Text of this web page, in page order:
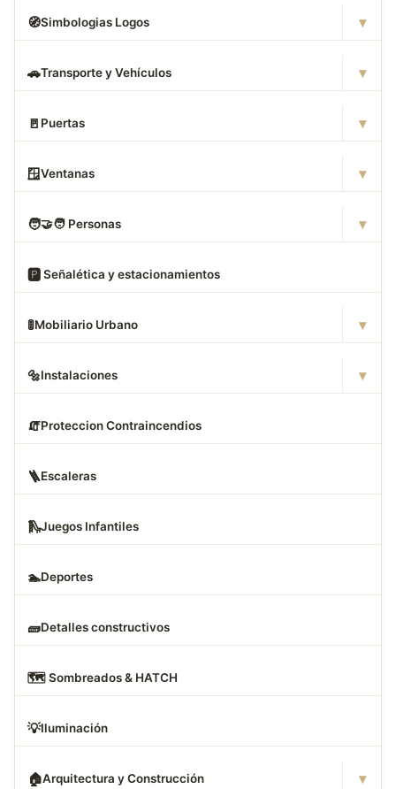
🧭Simbologias Logos ▾
🚗Transporte y Vehículos ▾
🚪 Puertas ▾
🪟Ventanas ▾
🧑‍🤝‍🧑 Personas ▾
🅿️ Señalética y estacionamientos
🚦Mobiliario Urbano ▾
🔩Instalaciones ▾
🧯Proteccion Contraincendios
🪜Escaleras
🛝Juegos Infantiles
🏊Deportes
🧱Detalles constructivos
🗺️ Sombreados & HATCH
💡Iluminación
🏠Arquitectura y Construcción ▾